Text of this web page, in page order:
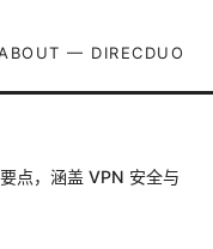
— DIRECDUO
点，涵盖 VPN 安全与